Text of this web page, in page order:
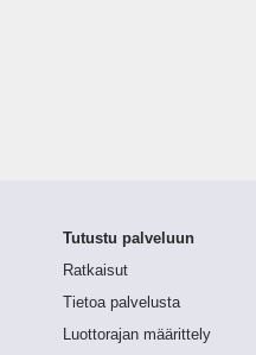
Tutustu palveluun
Ratkaisut
Tietoa palvelusta
Luottorajan määrittely